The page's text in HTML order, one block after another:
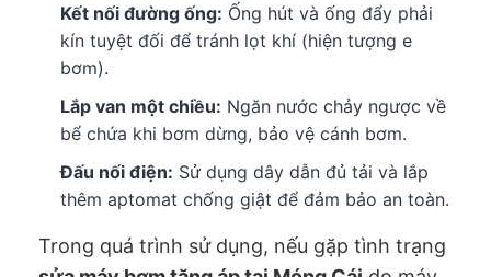
Kết nối đường ống: Ống hút và ống đẩy phải
kín tuyệt đối để tránh lọt khí (hiện tượng e
bơm).
Lắp van một chiều: Ngăn nước chảy ngược về
bể chứa khi bơm dừng, bảo vệ cánh bơm.
Đấu nối điện: Sử dụng dây dẫn đủ tải và lắp
thêm aptomat chống giật để đảm bảo an toàn.
Trong quá trình sử dụng, nếu gặp tình trạng